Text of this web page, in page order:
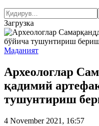
Загрузка
Маданият
Археологлар
қадимий
тушунтириш
4 November 2021, 16:57